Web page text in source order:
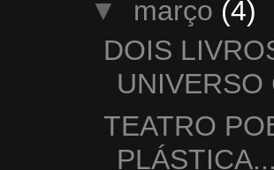
▼ março (4)
DOIS
UNIVERSO
TEATRO
PLÁSTICA...